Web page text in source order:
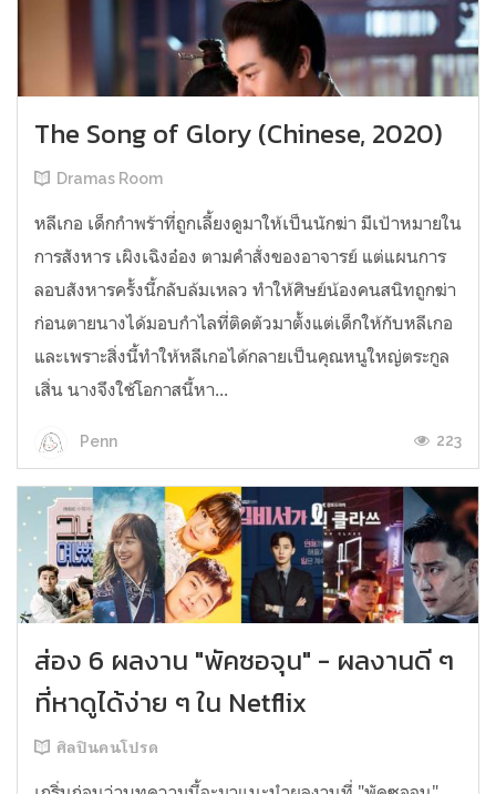
The Song of Glory (Chinese, 2020)
Dramas Room
หลีเกอ เด็กกำพร้าที่ถูกเลี้ยงดูมาให้เป็นนักฆ่า มีเป้าหมายใน
การสังหาร เผิงเฉิงอ๋อง ตามคำสั่งของอาจารย์ แต่แผนการ
ลอบสังหารครั้งนี้กลับล้มเหลว ทำให้ศิษย์น้องคนสนิทถูกฆ่า
ก่อนตายนางได้มอบกำไลที่ติดตัวมาตั้งแต่เด็กให้กับหลีเกอ
และเพราะสิ่งนี้ทำให้หลีเกอได้กลายเป็นคุณหนูใหญ่ตระกูล
เสิ่น นางจึงใช้โอกาสนี้หา...
Penn 223
ส่อง 6 ผลงาน "พัคซอจุน" - ผลงานดี ๆ
ที่หาดูได้ง่าย ๆ ใน Netflix
ศิลปินคนโปรด